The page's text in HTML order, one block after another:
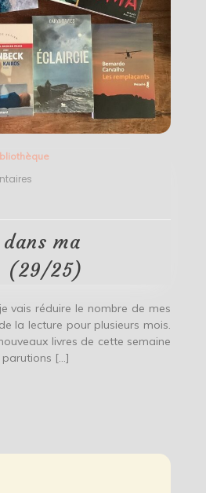
ma
bibliothèque
(29/25)
ma
(29/25)
vais réduire le nombre de mes
la lecture pour plusieurs mois.
livres de cette semaine
[…]